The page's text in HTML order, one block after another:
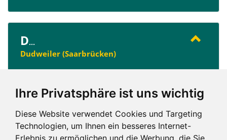
Ihre Privatsphäre ist uns wichtig
Diese Website verwendet Cookies und Targeting
Technologien, um Ihnen ein besseres Internet-
Erlebnis zu ermöglichen und die Werbung, die Sie
D...
Dudweiler (Saarbrücken)
R
Roden (Saarlouis)